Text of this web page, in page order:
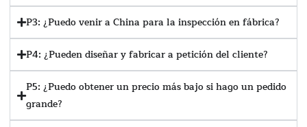
P3: ¿Puedo venir a China para la inspección en fábrica?
P4: ¿Pueden diseñar y fabricar a petición del cliente?
P5: ¿Puedo obtener un precio más bajo si hago un pedido
grande?